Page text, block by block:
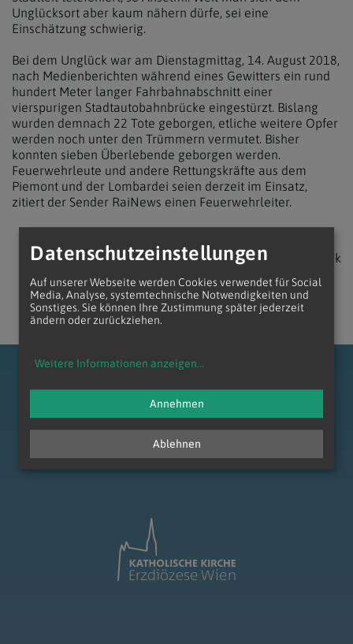
Unglücksort aber kaum nähern dürfe, sei eine
Einschätzung schwierig.
Bei dem Unglück war am Dienstagmittag, 14. August 2018,
nach Medienberichten während eines Gewitters ein rund
hundert Meter langer Fahrbahnabschnitt einer
vierspurigen Stadtautobahnbrücke eingestürzt. Bislang
wurden demnach 22 Tote geborgen, etliche weitere Opfer
werden noch unter den Trümmern vermutet. Bisher
konnten sieben Überlebende geborgen werden.
Feuerwehrleute und andere Rettungskräfte aus dem
Piemont und der Lombardei seien derzeit im Einsatz,
zitiert der Sender RaiNews einen Feuerwehrleiter.
zurück
zum Anfang der Seite
Datenschutzeinstellungen
Auf unserer Webseite werden Cookies verwendet für Social
Media, Analyse, systemtechnische Notwendigkeiten und
Sonstiges. Sie können Ihre Zustimmung später jederzeit
ändern oder zurückziehen.
Weitere Informationen anzeigen...
Ablehnen
Annehmen